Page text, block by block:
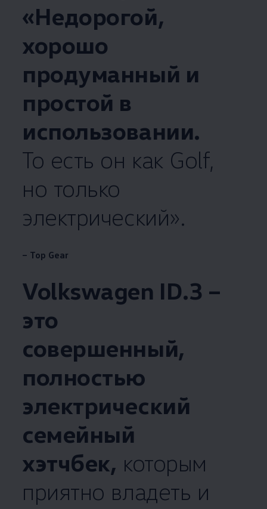
«Недорогой,
хорошо
продуманный и
простой в
использовании.
То есть он как Golf,
но только
электрический».
– Top Gear
Volkswagen ID.3 –
это
совершенный,
полностью
электрический
семейный
хэтчбек, которым
приятно владеть и